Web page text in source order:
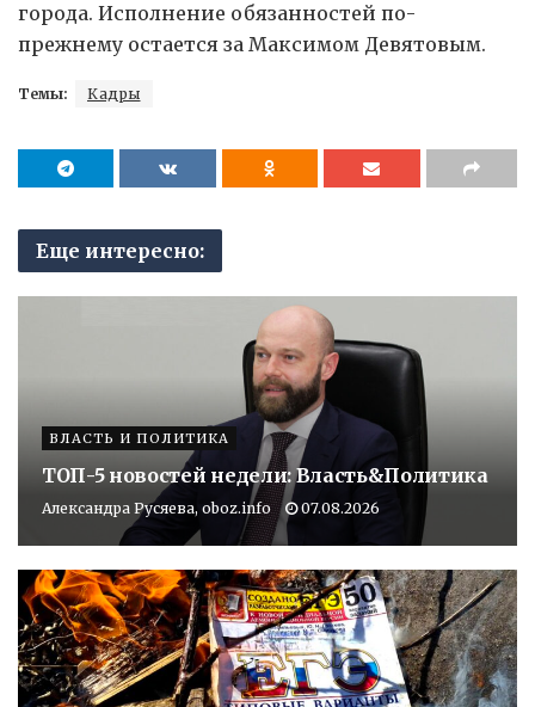
города. Исполнение обязанностей по-
прежнему остается за Максимом Девятовым.
Темы: Кадры
Еще интересно:
ВЛАСТЬ И ПОЛИТИКА
ТОП-5 новостей недели: Власть&Политика
Александра Русяева, oboz.info 07.08.2026